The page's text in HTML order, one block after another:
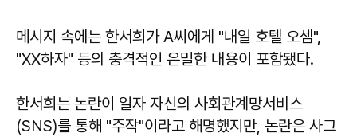
메시지 속에는 한서희가 A씨에게 "내일 호텔 오셈",
"XX하자" 등의 충격적인 은밀한 내용이 포함됐다.
한서희는 논란이 일자 자신의 사회관계망서비스
(SNS)를 통해 "주작"이라고 해명했지만, 논란은 사그